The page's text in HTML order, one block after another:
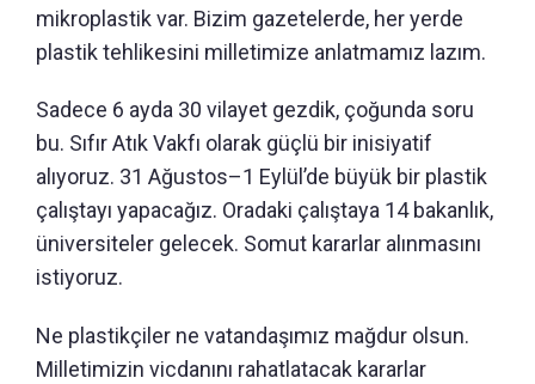
mikroplastik var. Bizim gazetelerde, her yerde
plastik tehlikesini milletimize anlatmamız lazım.
Sadece 6 ayda 30 vilayet gezdik, çoğunda soru
bu. Sıfır Atık Vakfı olarak güçlü bir inisiyatif
alıyoruz. 31 Ağustos–1 Eylül’de büyük bir plastik
çalıştayı yapacağız. Oradaki çalıştaya 14 bakanlık,
üniversiteler gelecek. Somut kararlar alınmasını
istiyoruz.
Ne plastikçiler ne vatandaşımız mağdur olsun.
Milletimizin vicdanını rahatlatacak kararlar